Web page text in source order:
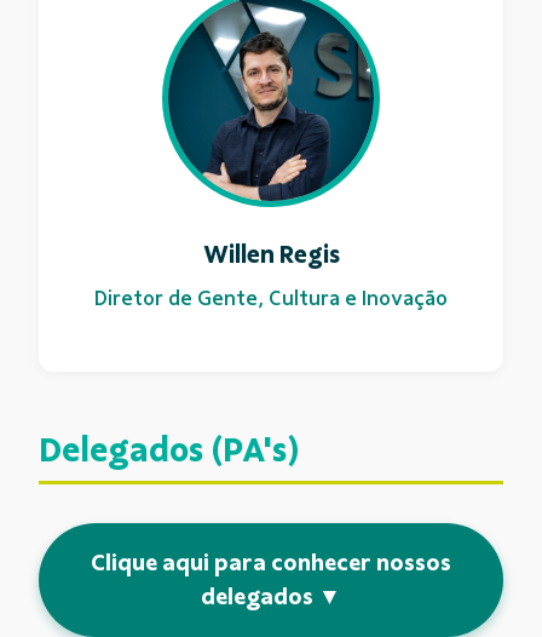
Willen Regis
Diretor de Gente, Cultura e Inovação
Delegados (PA's)
Clique aqui para conhecer nossos
delegados ▼